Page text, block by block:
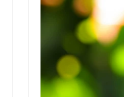
nghiệp Đa nhang
Đàn ác Đàn ông và